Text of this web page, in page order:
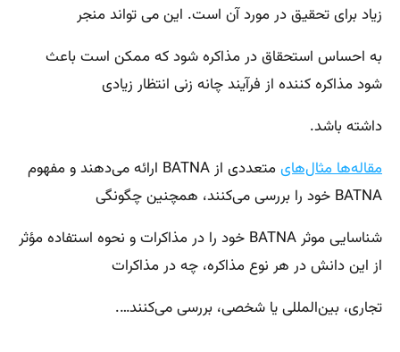
زیاد برای تحقیق در مورد آن است. این می تواند منجر
به احساس استحقاق در مذاکره شود که ممکن است باعث
شود مذاکره کننده از فرآیند چانه زنی انتظار زیادی
داشته باشد.
مقاله‌ها مثال‌های
متعددی از BATNA ارائه می‌دهند و مفهوم
BATNA خود را بررسی می‌کنند، همچنین چگونگی
شناسایی موثر BATNA خود را در مذاکرات و نحوه استفاده مؤثر
از این دانش در هر نوع مذاکره، چه در مذاکرات
تجاری، بین‌المللی یا شخصی، بررسی می‌کنند….